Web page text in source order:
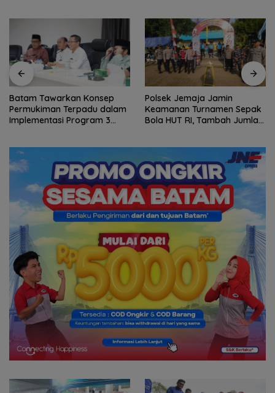
Polsek Jemaja Jamin
Keamanan Turnamen Sepak
Bola HUT RI, Tambah Jumlah
Akhir Pekan, Arus Wisman di
Pelabuhan Batam Centre
Membludak